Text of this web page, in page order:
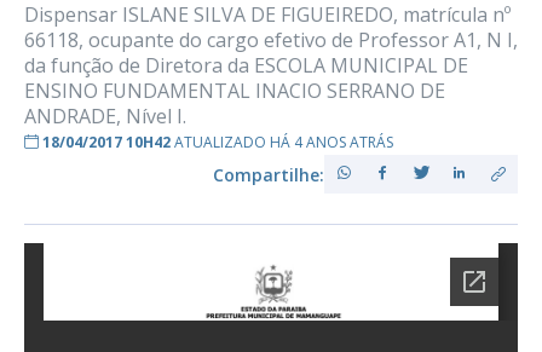
Dispensar ISLANE SILVA DE FIGUEIREDO, matrícula nº
66118, ocupante do cargo efetivo de Professor A1, N I,
da função de Diretora da ESCOLA MUNICIPAL DE
ENSINO FUNDAMENTAL INACIO SERRANO DE
ANDRADE, Nível I.
18/04/2017 10H42ATUALIZADO HÁ 4 ANOS ATRÁS
Compartilhe: